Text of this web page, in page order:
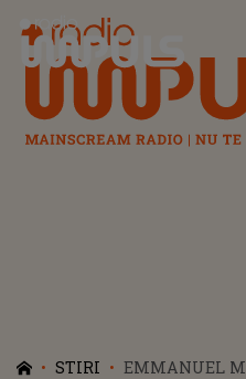
Radio Impuls
STIRI
EMMANUEL